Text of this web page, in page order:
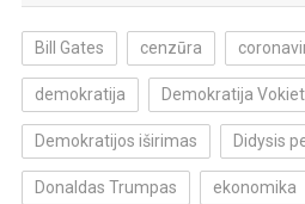
Bill Gates cenzūra
demokratija Demokratija
Demokratijos iširimas Didysis
Donaldas Trumpas ekonomika